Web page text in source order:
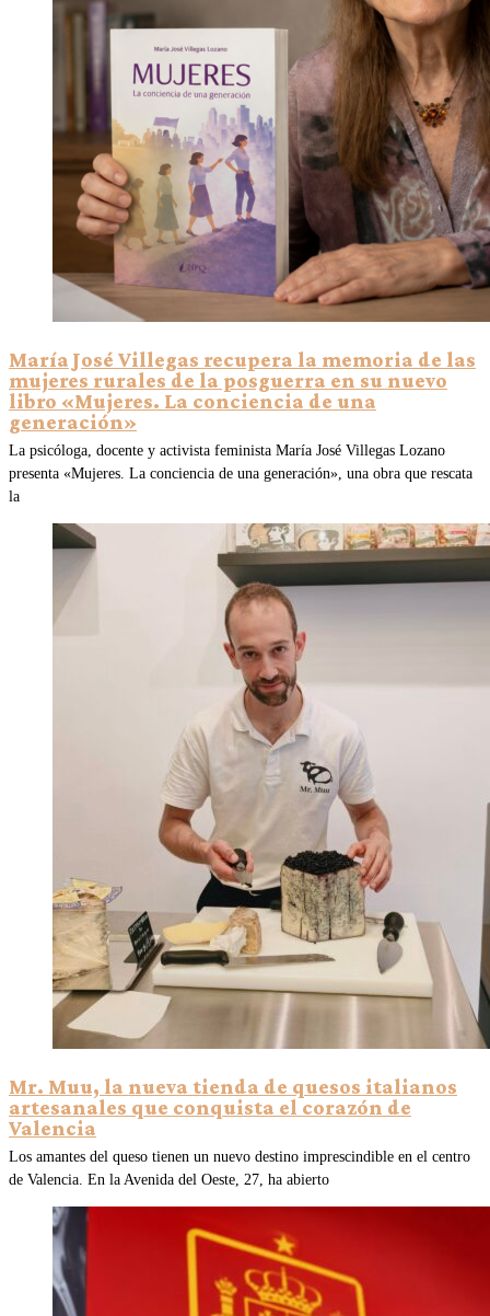
María José Villegas recupera la memoria de las
mujeres rurales de la posguerra en su nuevo
libro «Mujeres. La conciencia de una
generación»
La psicóloga, docente y activista feminista María José Villegas Lozano
presenta «Mujeres. La conciencia de una generación», una obra que rescata
la
Mr. Muu, la nueva tienda de quesos italianos
artesanales que conquista el corazón de
Valencia
Los amantes del queso tienen un nuevo destino imprescindible en el centro
de Valencia. En la Avenida del Oeste, 27, ha abierto